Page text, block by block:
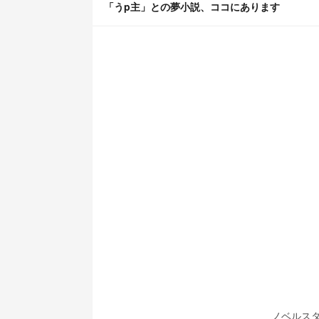
「うp主」との夢小説、ココにあります
ノベルス